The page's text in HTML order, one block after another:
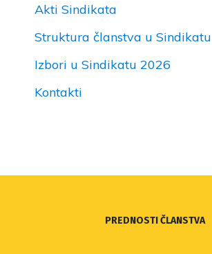
Akti Sindikata
Struktura članstva u Sindikatu
Izbori u Sindikatu 2026
Kontakti
PREDNOSTI ČLANSTVA